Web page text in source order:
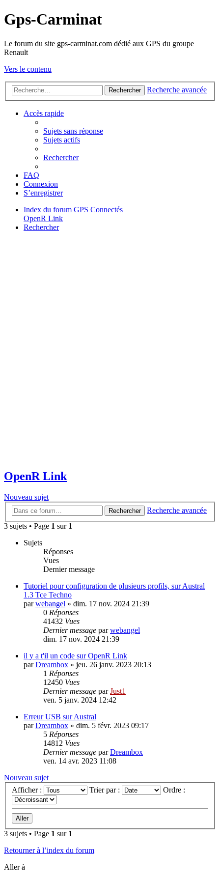
Gps-Carminat
Le forum du site gps-carminat.com dédié aux GPS du groupe
Renault
Vers le contenu
Rechercher Recherche avancée
Accès rapide
Sujets sans réponse
Sujets actifs
Rechercher
FAQ
Connexion
S’enregistrer
Index du forum GPS Connectés
OpenR Link
Rechercher
OpenR Link
Nouveau sujet
Rechercher
Recherche avancée
3 sujets • Page 1 sur 1
Sujets
Réponses
Vues
Dernier message
Tutoriel pour configuration de plusieurs profils, sur Austral
1.3 Tce Techno
parwebangel » dim. 17 nov. 2024 21:39
0 Réponses
41432 Vues
Dernier message parwebangel
dim. 17 nov. 2024 21:39
il y a t'il un code sur OpenR Link
parDreambox » jeu. 26 janv. 2023 20:13
1 Réponses
12450 Vues
Dernier message parJust1
ven. 5 janv. 2024 12:42
Erreur USB sur Austral
parDreambox » dim. 5 févr. 2023 09:17
5 Réponses
14812 Vues
Dernier message parDreambox
ven. 14 avr. 2023 11:08
Nouveau sujet
Afficher :
Trier par : Ordre :
3 sujets • Page 1 sur 1
Retourner à l’index du forum
Aller à